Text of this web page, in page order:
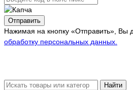
Отправить
Нажимая на кнопку «Отправить», Вы
обработку персональных данных.
Найти